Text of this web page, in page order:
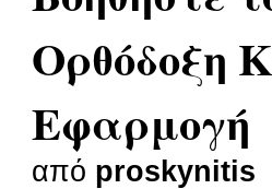
Ορθόδοξη
Εφαρμογή
από proskynitis